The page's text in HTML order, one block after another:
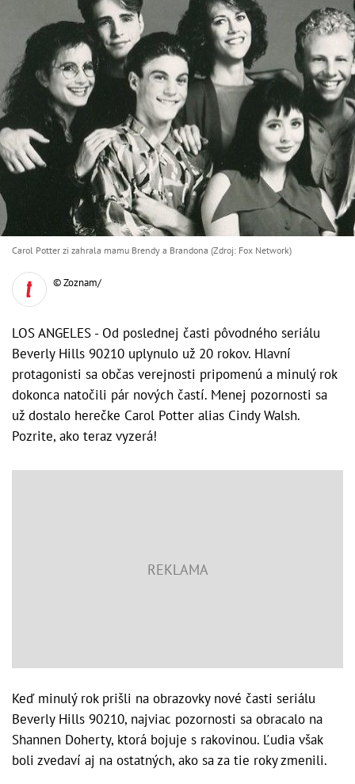
Carol Potter zi zahrala mamu Brendy a Brandona (Zdroj: Fox Network)
© Zoznam/
LOS ANGELES - Od poslednej časti pôvodného seriálu
Beverly Hills 90210 uplynulo už 20 rokov. Hlavní
protagonisti sa občas verejnosti pripomenú a minulý rok
dokonca natočili pár nových častí. Menej pozornosti sa
už dostalo herečke Carol Potter alias Cindy Walsh.
Pozrite, ako teraz vyzerá!
Keď minulý rok prišli na obrazovky nové časti seriálu
Beverly Hills 90210, najviac pozornosti sa obracalo na
Shannen Doherty, ktorá bojuje s rakovinou. Ľudia však
boli zvedaví aj na ostatných, ako sa za tie roky zmenili.